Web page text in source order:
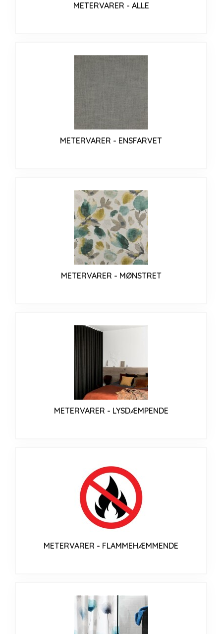
METERVARER - ALLE
METERVARER - ENSFARVET
METERVARER - MØNSTRET
METERVARER - LYSDÆMPENDE
METERVARER - FLAMMEHÆMMENDE